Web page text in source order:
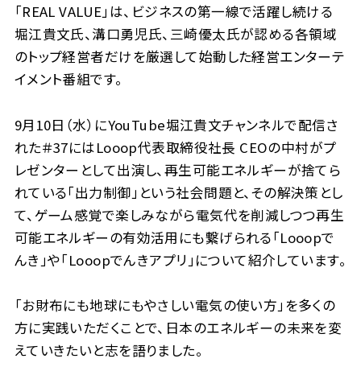
「REAL VALUE」は、ビジネスの第一線で活躍し続ける
堀江貴文氏、溝口勇児氏、三崎優太氏が認める各領域
のトップ経営者だけを厳選して始動した経営エンターテ
イメント番組です。
9月10日（水）にYouTube堀江貴文チャンネルで配信さ
れた＃37にはLooop代表取締役社長 CEOの中村がプ
レゼンターとして出演し、再生可能エネルギーが捨てら
れている「出力制御」という社会問題と、その解決策とし
て、ゲーム感覚で楽しみながら電気代を削減しつつ再生
可能エネルギーの有効活用にも繋げられる「Looopで
んき」や「Looopでんきアプリ」について紹介しています。
「お財布にも地球にもやさしい電気の使い方」を多くの
方に実践いただくことで、日本のエネルギーの未来を変
えていきたいと志を語りました。